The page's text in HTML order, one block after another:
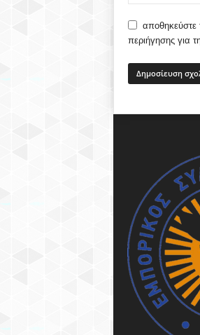
αποθηκεύστε
περιήγησης για